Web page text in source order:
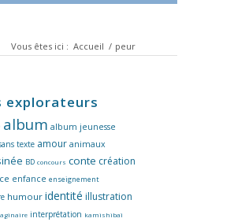
Vous êtes ici : Accueil / peur
explorateurs
album album jeunesse
texte amour animaux
BD concours conte création
enfance enseignement
humour identité illustration
interprétation kamishibaï